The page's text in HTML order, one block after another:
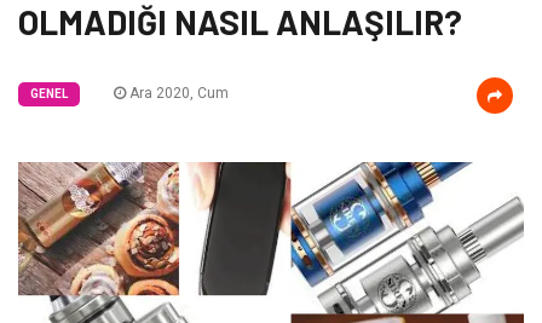
OLMADIĞI NASIL ANLAŞILIR?
GENEL Ara 2020, Cum